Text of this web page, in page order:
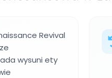
Revival
wysuni ety